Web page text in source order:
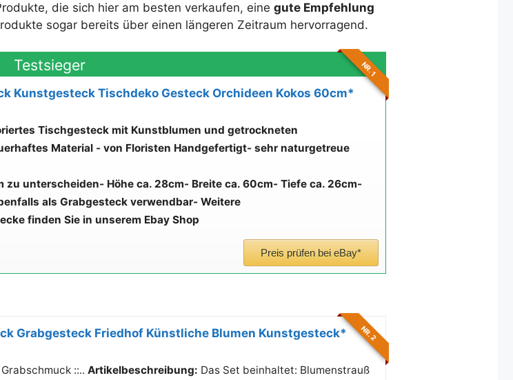
die sich hier am besten verkaufen, eine gute Empfehlung
sogar bereits über einen längeren Zeitraum hervorragend.
Testsieger NR. 1
Kunstgesteck Tischdeko Gesteck Orchideen Kokos 60cm*
Tischgesteck mit Kunstblumen und getrockneten
Material - von Floristen Handgefertigt- sehr naturgetreue
zu unterscheiden- Höhe ca. 28cm- Breite ca. 60cm- Tiefe ca. 26cm-
als Grabgesteck verwendbar- Weitere
finden Sie in unserem Ebay Shop
Preis prüfen bei eBay*
NR. 2
Grabgesteck Friedhof Künstliche Blumen Kunstgesteck*
::.. Artikelbeschreibung: Das Set beinhaltet: Blumenstrauß